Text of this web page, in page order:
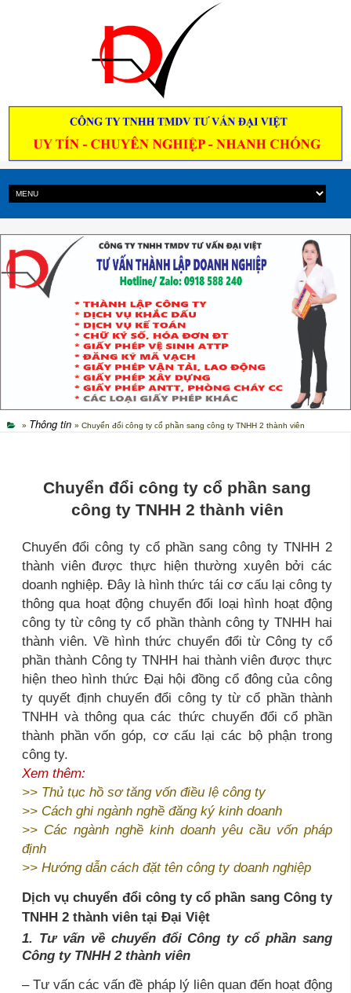
» Thông tin » Chuyển đổi công ty cổ phần sang công ty TNHH 2 thành viên
Chuyển đổi công ty cổ phần sang
công ty TNHH 2 thành viên
Chuyển đổi công ty cổ phần sang công ty TNHH 2
thành viên được thực hiện thường xuyên bởi các
doanh nghiệp. Đây là hình thức tái cơ cấu lại công ty
thông qua hoạt động chuyển đổi loại hình hoạt động
công ty từ công ty cổ phần thành công ty TNHH hai
thành viên. Về hình thức chuyển đổi từ Công ty cổ
phần thành Công ty TNHH hai thành viên được thực
hiện theo hình thức Đại hội đồng cổ đông của công
ty quyết định chuyển đổi công ty từ cổ phần thành
TNHH và thông qua các thức chuyển đổi cổ phần
thành phần vốn góp, cơ cấu lại các bộ phận trong
công ty.
Xem thêm:
>> Thủ tục hồ sơ tăng vốn điều lệ công ty
>> Cách ghi ngành nghề đăng ký kinh doanh
>> Các ngành nghề kinh doanh yêu cầu vốn pháp
định
>> Hướng dẫn cách đặt tên công ty doanh nghiệp
Dịch vụ chuyển đổi công ty cổ phần sang Công ty
TNHH 2 thành viên tại Đại Việt
1. Tư vấn về chuyển đổi Công ty cổ phần sang
Công ty TNHH 2 thành viên
– Tư vấn các vấn đề pháp lý liên quan đến hoạt động